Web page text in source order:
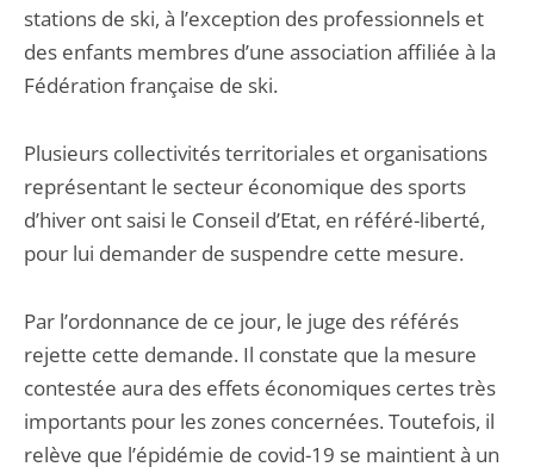
stations de ski, à l’exception des professionnels et
des enfants membres d’une association affiliée à la
Fédération française de ski.
Plusieurs collectivités territoriales et organisations
représentant le secteur économique des sports
d’hiver ont saisi le Conseil d’Etat, en référé-liberté,
pour lui demander de suspendre cette mesure.
Par l’ordonnance de ce jour, le juge des référés
rejette cette demande. Il constate que la mesure
contestée aura des effets économiques certes très
importants pour les zones concernées. Toutefois, il
relève que l’épidémie de covid-19 se maintient à un